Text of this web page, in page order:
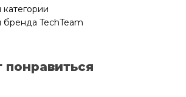
категории
бренда TechTeam